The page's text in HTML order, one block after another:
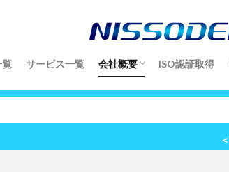
覧 サービス一覧 会社概要
会社概要
組織図／全国地図
部門紹介
日綜電工業はどんな会社？
ISO認証取得
＜NEW！＞PhoenixTM